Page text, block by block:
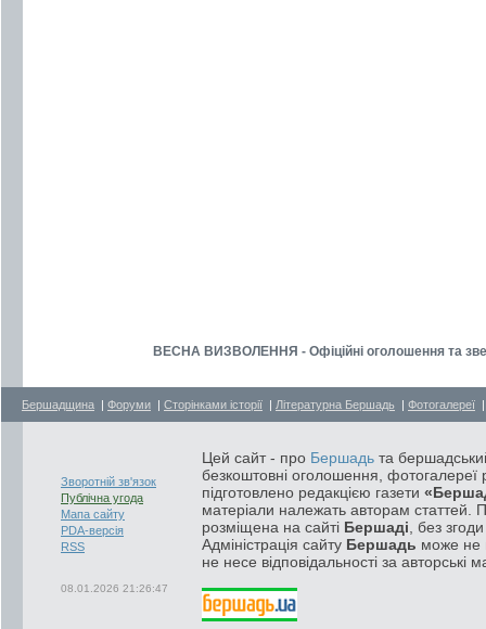
ВЕСНА ВИЗВОЛЕННЯ - Офіційні оголошення та
Бершадщина | Форуми | Сторінками історії | Літературна Бершадь | Фотогалереї
Зворотній зв'язок
Публічна угода
Мапа сайту
PDA-версія
RSS
08.01.2026 21:26:47
Цей сайт - про Бершадь та
безкоштовні оголошення, фотогалереї
підготовлено редакцією газети
матеріали належать авторам статтей.
розміщена на сайті Бершаді , без
Адміністрація сайту Бершадь може не
не несе відповідальності за авторські